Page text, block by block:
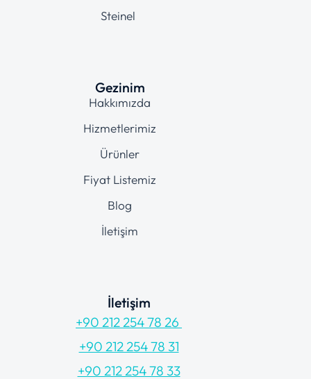
Steinel
Gezinim
Hakkımızda
Hizmetlerimiz
Ürünler
Fiyat Listemiz
Blog
İletişim
İletişim
+90 212 254 78 26
+90 212 254 78 31
+90 212 254 78 33